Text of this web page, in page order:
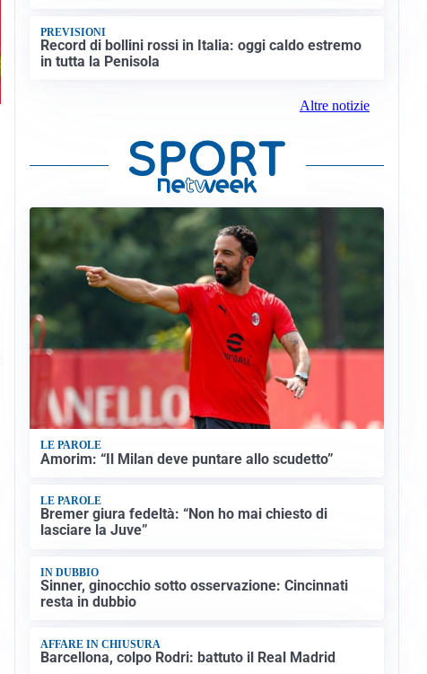
PREVISIONI
Record di bollini rossi in Italia: oggi caldo estremo
in tutta la Penisola
Altre notizie
LE PAROLE
Amorim: “Il Milan deve puntare allo scudetto”
LE PAROLE
Bremer giura fedeltà: “Non ho mai chiesto di
lasciare la Juve”
IN DUBBIO
Sinner, ginocchio sotto osservazione: Cincinnati
resta in dubbio
AFFARE IN CHIUSURA
Barcellona, colpo Rodri: battuto il Real Madrid